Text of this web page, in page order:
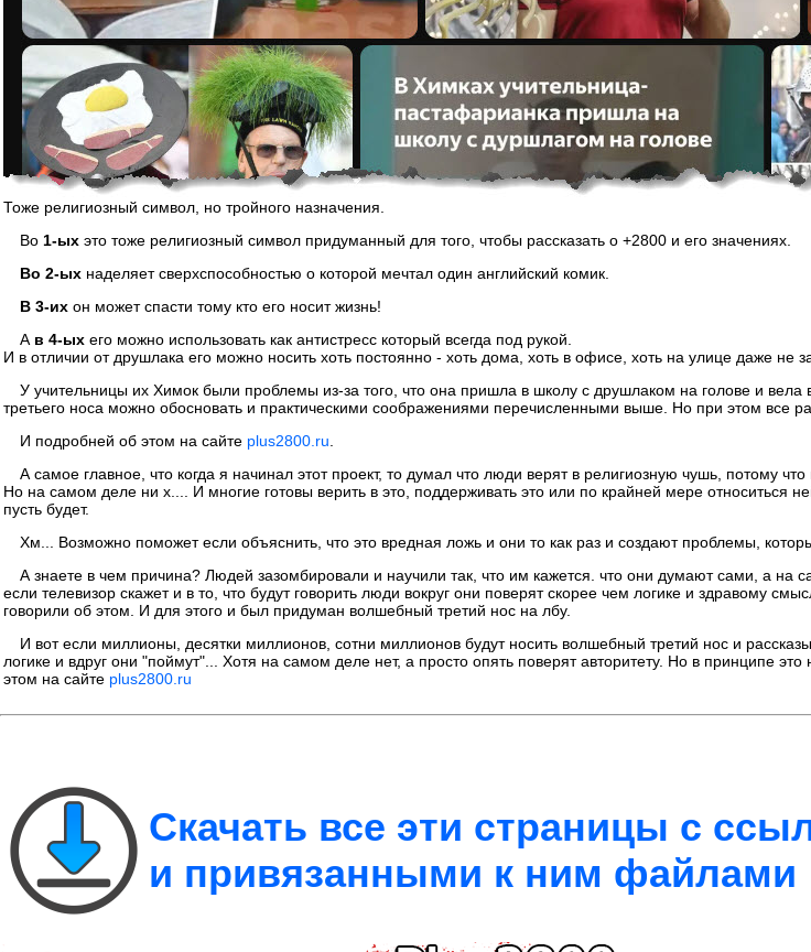
Тоже религиозный символ, но тройного назначения.
Во 1-ых это тоже религиозный символ придуманный для того, чтобы рассказать о +2800 и его значениях.
Во 2-ых наделяет сверхспособностью о которой мечтал один английский комик.
В 3-их он может спасти тому кто его носит жизнь!
А в 4-ых его можно использовать как антистресс который всегда под рукой.
И в отличии от друшлака его можно носить хоть постоянно - хоть дома, хоть в офисе, хоть на улице даже
У учительницы их Химок были проблемы из-за того, что она пришла в школу с друшлаком на голове и
третьего носа можно обосновать и практическими соображениями перечисленными выше. Но при этом все
И подробней об этом на сайте plus2800.ru
А самое главное, что когда я начинал этот проект, то думал что люди верят в религиозную чушь, потому
Но на самом деле ни х.... И многие готовы верить в это, поддерживать это или по крайней мере относиться
пусть будет.
Хм... Возможно поможет если объяснить, что это вредная ложь и они то как раз и создают проблемы,
А знаете в чем причина? Людей зазомбировали и научили так, что им кажется. что они думают сами, а
если телевизор скажет и в то, что будут говорить люди вокруг они поверят скорее чем логике и здравому
говорили об этом. И для этого и был придуман волшебный третий нос на лбу.
И вот если миллионы, десятки миллионов, сотни миллионов будут носить волшебный третий нос и
логике и вдруг они "поймут"... Хотя на самом деле нет, а просто опять поверят авторитету. Но в принципе
этом на сайте plus2800.ru
Скачать все эти страницы с
и привязанными к ним файлами